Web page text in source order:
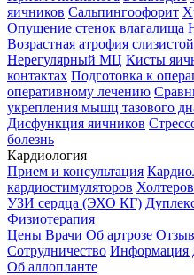
яичников Сальпингоофорит
Опущение стенок влагалища
Возрастная атрофия слизистой
Нерегулярный МЦ Кисты
контактах Подготовка к
оперативному лечению
укрепления мышц тазового
Дисфункция яичников
болезнь
Кардиология
Прием и консультация
кардиостимуляторов
УЗИ сердца (ЭХО КГ)
Физиотерапия
Цены Врачи Об артрозе
Сотрудничество Информация
Об аллопланте